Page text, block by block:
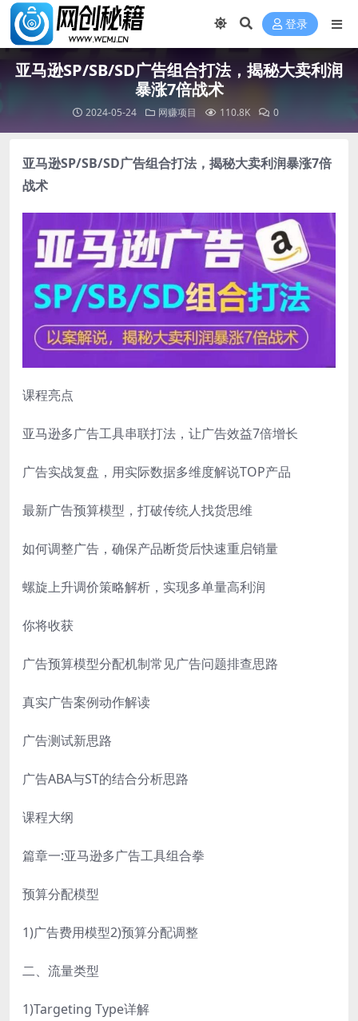
登录
亚马逊SP/SB/SD广告组合打法，揭秘大卖利润
暴涨7倍战术
2024-05-24 网赚项目 110.8K 0
亚马逊SP/SB/SD广告组合打法 ，揭秘大卖利润暴涨7倍
战术
课程亮点
亚马逊多广告工具串联打法，让广告效益7倍增长
广告实战复盘，用实际数据多维度解说TOP产品
最新广告预算模型，打破传统人找货思维
如何调整广告，确保产品断货后快速重启销量
螺旋上升调价策略解析，实现多单量高利润
你将收获
广告预算模型分配机制常见广告问题排查思路
真实广告案例动作解读
广告测试新思路
广告ABA与ST的结合分析思路
课程大纲
篇章一:亚马逊多广告工具组合拳
预算分配模型
1)广告费用模型2)预算分配调整
二、流量类型
1)Targeting Type详解